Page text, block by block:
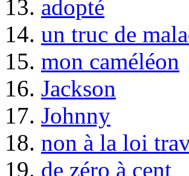
13. adopté
14. un truc de
15. mon caméléon
16. Jackson
17. Johnny
18. non à la loi
19. de zéro à cent